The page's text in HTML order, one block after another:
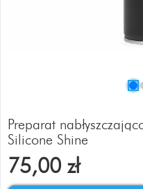
Preparat
Silicone Shine
75,00 zł